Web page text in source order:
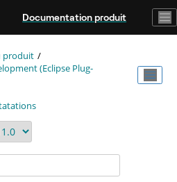
Documentation produit
produit
(Eclipse Plug-